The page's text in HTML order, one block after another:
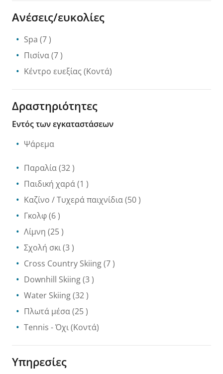
Ανέσεις/ευκολίες
Spa (7 )
Πισίνα(7 )
Κέντρο ευεξίας (Κοντά)
Δραστηριότητες
Εντός των εγκαταστάσεων
Ψάρεμα
Παραλία(32 )
Παιδική χαρά(1 )
Καζίνο / Τυχερά παιχνίδια(50 )
Γκολφ(6 )
Λίμνη (25 )
Σχολή σκι(3 )
Cross Country Skiing(7 )
Downhill Skiing(3 )
Water Skiing(32 )
Πλωτά μέσα(25 )
Tennis - Όχι(Κοντά)
Υπηρεσίες